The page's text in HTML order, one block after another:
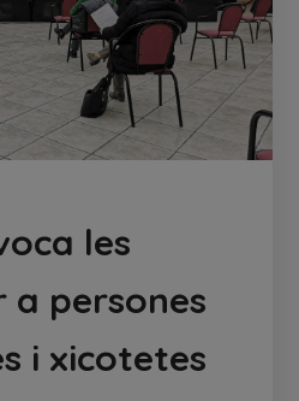
les
a persones
i xicotetes